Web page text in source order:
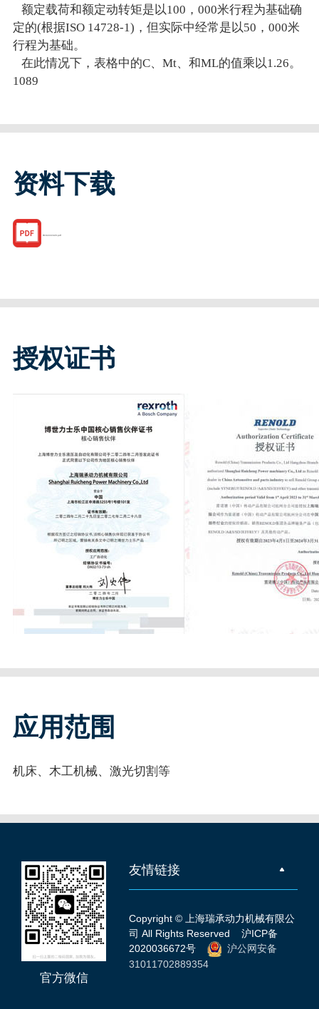
额定载荷和额定动转矩是以100，000米行程为基础确
定的(根据ISO 14728-1)，但实际中经常是以50，000米
行程为基础。
在此情况下，表格中的C、Mt、和ML的值乘以1.26。
1089
资料下载
R162222420.pdf
授权证书
应用范围
机床、木工机械、激光切割等
官方微信
友情链接
Copyright © 上海瑞承动力机械有限公
司 All Rights Reserved沪ICP备
2020036672号
沪公网安备
31011702889354